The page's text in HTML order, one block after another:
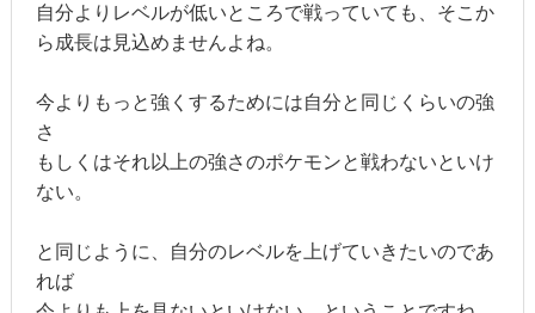
自分よりレベルが低いところで戦っていても、そこか
ら成長は見込めませんよね。
今よりもっと強くするためには自分と同じくらいの強
さ
もしくはそれ以上の強さのポケモンと戦わないといけ
ない。
と同じように、自分のレベルを上げていきたいのであ
れば